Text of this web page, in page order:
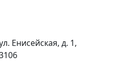
Енисейская, д. 1,